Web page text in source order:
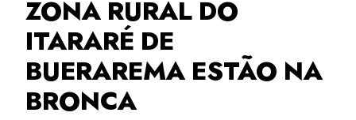
ZONA RURAL DO
ITARARÉ DE
BUERAREMA ESTÃO NA
BRONCA